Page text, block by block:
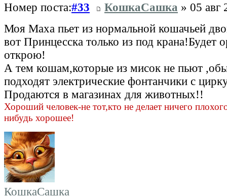
Номер поста:#33 КошкаСашка » 05 авг
Моя Маха пьет из нормальной кошачьей
вот Принцесска только из под крана!Будет
открою!
А тем кошам,которые из мисок не пьют
подходят электрические фонтанчики с
Продаются в магазинах для животных!!
Хороший человек-не тот,кто не делает ничего
нибудь хорошее!
КошкаСашка